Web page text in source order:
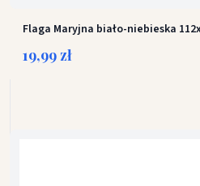
Flaga Maryjna biało-niebieska
19,99 zł